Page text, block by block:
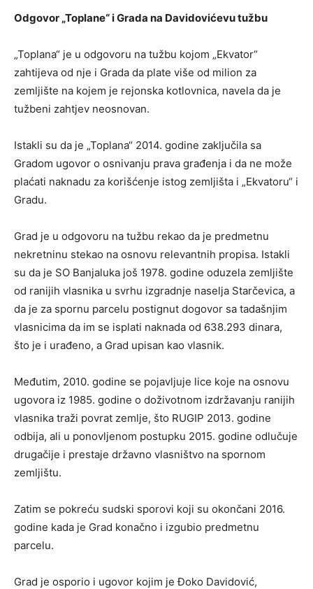
Odgovor „Toplane“ i Grada na Davidovićevu tužbu
„Toplana“ je u odgovoru na tužbu kojom „Ekvator“
zahtijeva od nje i Grada da plate više od milion za
zemljište na kojem je rejonska kotlovnica, navela da je
tužbeni zahtjev neosnovan.
Istakli su da je „Toplana“ 2014. godine zaključila sa
Gradom ugovor o osnivanju prava građenja i da ne može
plaćati naknadu za korišćenje istog zemljišta i „Ekvatoru“ i
Gradu.
Grad je u odgovoru na tužbu rekao da je predmetnu
nekretninu stekao na osnovu relevantnih propisa. Istakli
su da je SO Banjaluka još 1978. godine oduzela zemljište
od ranijih vlasnika u svrhu izgradnje naselja Starčevica, a
da je za spornu parcelu postignut dogovor sa tadašnjim
vlasnicima da im se isplati naknada od 638.293 dinara,
što je i urađeno, a Grad upisan kao vlasnik.
Međutim, 2010. godine se pojavljuje lice koje na osnovu
ugovora iz 1985. godine o doživotnom izdržavanju ranijih
vlasnika traži povrat zemlje, što RUGIP 2013. godine
odbija, ali u ponovljenom postupku 2015. godine odlučuje
drugačije i prestaje državno vlasništvo na spornom
zemljištu.
Zatim se pokreću sudski sporovi koji su okončani 2016.
godine kada je Grad konačno i izgubio predmetnu
parcelu.
Grad je osporio i ugovor kojim je Đoko Davidović,